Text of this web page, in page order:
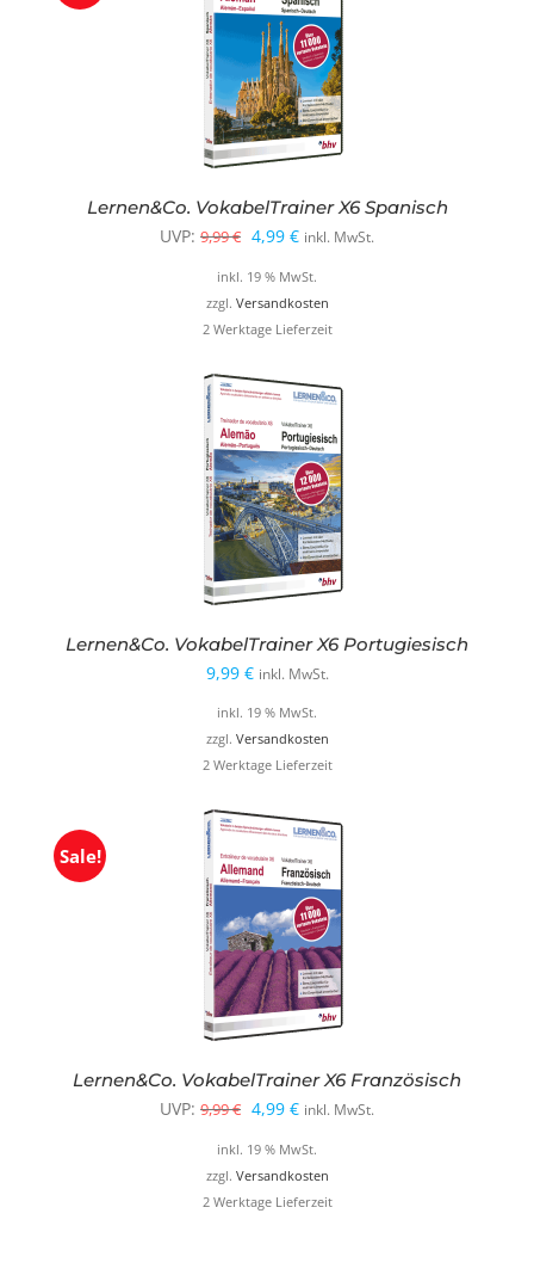
Lernen&Co. VokabelTrainer X6 Spanisch
UVP: 9,99€ Ursprünglicher
Preis
war:
9,99 €
4,99 €Aktueller
Preis
ist:
4,99 €.
inkl. MwSt.
inkl. 19 % MwSt.
zzgl. Versandkosten
2 Werktage Lieferzeit
Lernen&Co. VokabelTrainer X6 Portugiesisch
9,99 € inkl. MwSt.
inkl. 19 % MwSt.
zzgl. Versandkosten
2 Werktage Lieferzeit
Sale!
Lernen&Co. VokabelTrainer X6 Französisch
UVP: 9,99€ Ursprünglicher
Preis
war:
9,99 €
4,99 €Aktueller
Preis
ist:
4,99 €.
inkl. MwSt.
inkl. 19 % MwSt.
zzgl. Versandkosten
2 Werktage Lieferzeit